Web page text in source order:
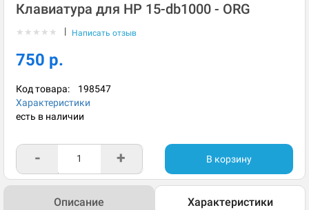
Клавиатура для HP 15-db1000 - ORG
★ ★ ★ ★ ★ | Написать отзыв
750 р.
Код товара: 198547
Характеристики
есть в наличии
- + В корзину
Описание Характеристики